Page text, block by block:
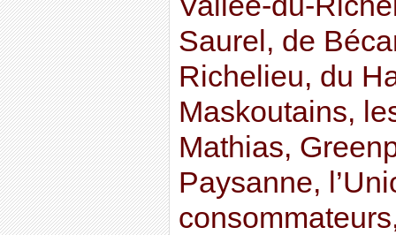
Saurel, de
Richelieu, du
Maskoutains,
Mathias,
Paysanne,